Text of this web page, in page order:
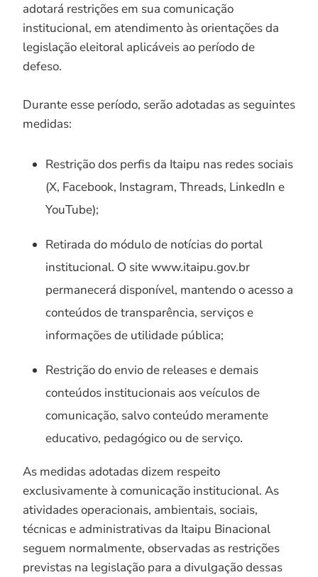
adotará restrições em sua comunicação
institucional, em atendimento às orientações da
legislação eleitoral aplicáveis ao período de
defeso.
Durante esse período, serão adotadas as seguintes
medidas:
Restrição dos perfis da Itaipu nas redes sociais
(X, Facebook, Instagram, Threads, LinkedIn e
YouTube);
Retirada do módulo de notícias do portal
institucional. O site www.itaipu.gov.br
permanecerá disponível, mantendo o acesso a
conteúdos de transparência, serviços e
informações de utilidade pública;
Restrição do envio de releases e demais
conteúdos institucionais aos veículos de
comunicação, salvo conteúdo meramente
educativo, pedagógico ou de serviço.
As medidas adotadas dizem respeito
exclusivamente à comunicação institucional. As
atividades operacionais, ambientais, sociais,
técnicas e administrativas da Itaipu Binacional
seguem normalmente, observadas as restrições
previstas na legislação para a divulgação dessas